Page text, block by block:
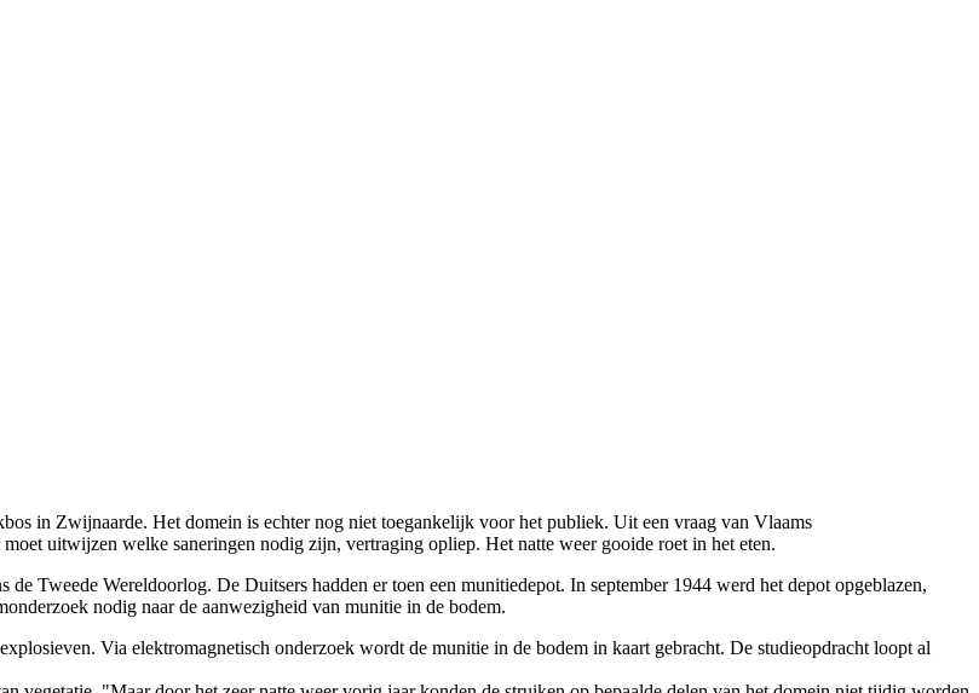
in Zwijnaarde. Het domein is echter nog niet toegankelijk voor het publiek. Uit een vraag van Vlaams
uitwijzen welke saneringen nodig zijn, vertraging opliep. Het natte weer gooide roet in het eten.
Tweede Wereldoorlog. De Duitsers hadden er toen een munitiedepot. In september 1944 werd het depot opgeblazen,
nodig naar de aanwezigheid van munitie in de bodem.
Via elektromagnetisch onderzoek wordt de munitie in de bodem in kaart gebracht. De studieopdracht loopt al